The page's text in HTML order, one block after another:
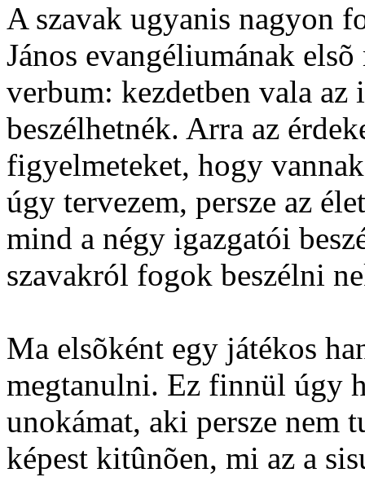
A szavak ugyanis nagyon
János evangéliumának
verbum: kezdetben vala
beszélhetnék. Arra az
figyelmeteket, hogy
úgy tervezem, persze az
mind a négy igazgatói
szavakról fogok beszélni
Ma elsõként egy játékos
megtanulni. Ez finnül úgy
unokámat, aki persze nem
képest kitûnõen, mi az a